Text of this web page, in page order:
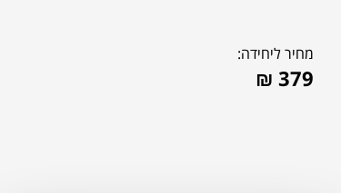
מחיר ליחידה:
₪ 379